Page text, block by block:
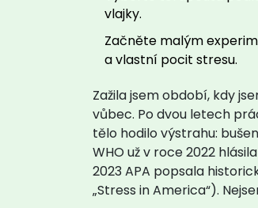
vlajky.
Začněte malým
a vlastní pocit stresu.
Zažila jsem období, kdy
vůbec. Po dvou letech
tělo hodilo výstrahu:
WHO už v roce 2022
2023 APA popsala
„Stress in America“).